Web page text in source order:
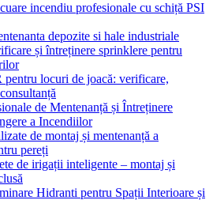
incendiu profesionale cu schiță PSI
depozite si hale industriale
și întreținere sprinklere pentru
locuri de joacă: verificare,
de Mentenanță și Întreținere
a Incendiilor
de montaj și mentenanță a
pereți
de irigații inteligente – montaj și
Hidranti pentru Spații Interioare și